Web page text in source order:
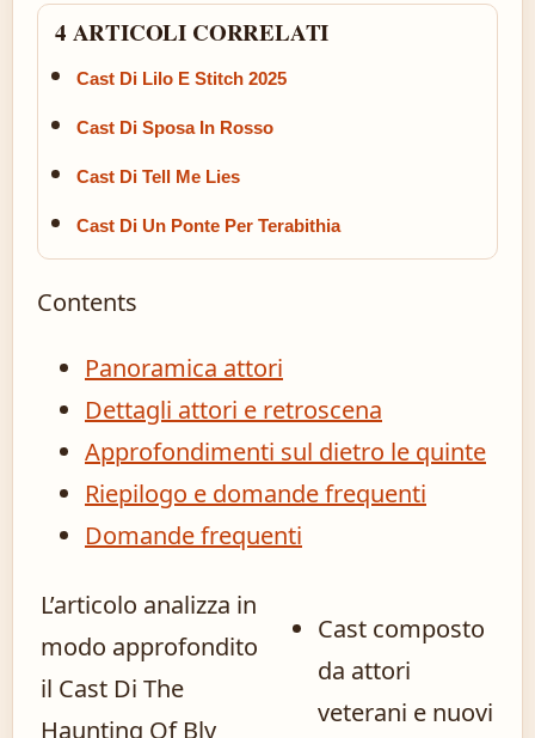
4 ARTICOLI CORRELATI
Cast Di Lilo E Stitch 2025
Cast Di Sposa In Rosso
Cast Di Tell Me Lies
Cast Di Un Ponte Per Terabithia
Contents
Panoramica attori
Dettagli attori e retroscena
Approfondimenti sul dietro le quinte
Riepilogo e domande frequenti
Domande frequenti
L’articolo analizza in
modo approfondito
il Cast Di The
Haunting Of Bly
Cast composto
da attori
veterani e nuovi